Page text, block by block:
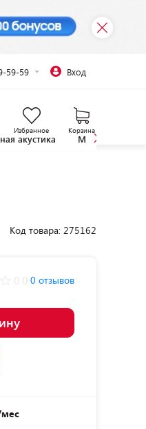
59-59 Вход
Избранное Корзина
акустика
Код товара: 275162
0 отзывов